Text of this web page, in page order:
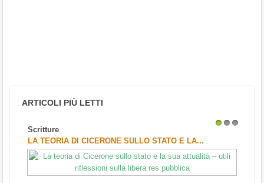
ARTICOLI PIÙ LETTI
Scritture
LA TEORIA DI CICERONE SULLO STATO E LA...